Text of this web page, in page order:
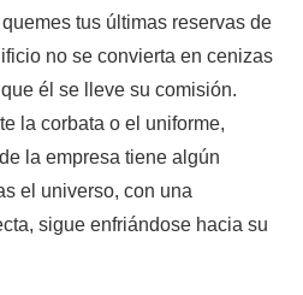
tus últimas reservas de
no se convierta en cenizas
él se lleve su comisión.
la corbata o el uniforme,
la empresa tiene algún
el universo, con una
sigue enfriándose hacia su